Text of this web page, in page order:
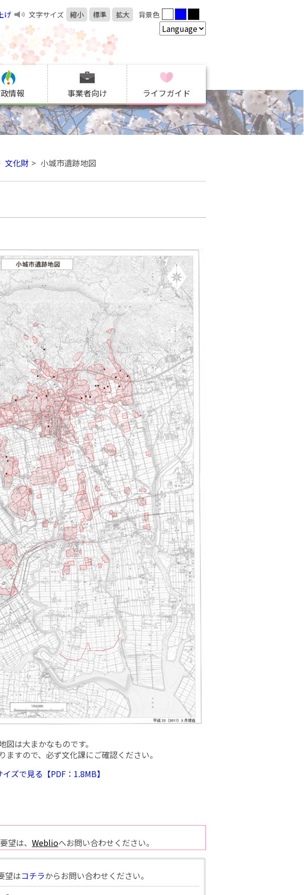
げ 文字サイズ 縮小 標準 拡大 背景色
情報 事業者向け ライフガイド
文化財 小城市遺跡地図
図は大まかなものです。
ますので、必ず文化課にご確認ください。
ズで見る【PDF：1.8MB】
望は、 Weblioへお問い合わせください。
望はコチラからお問い合わせください。